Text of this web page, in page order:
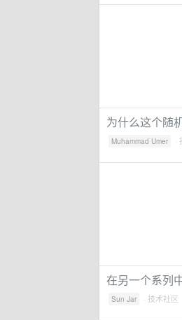
为什么这个随
Muhammad Umer ·
在另一个系列
Sun Jar · 技术社区